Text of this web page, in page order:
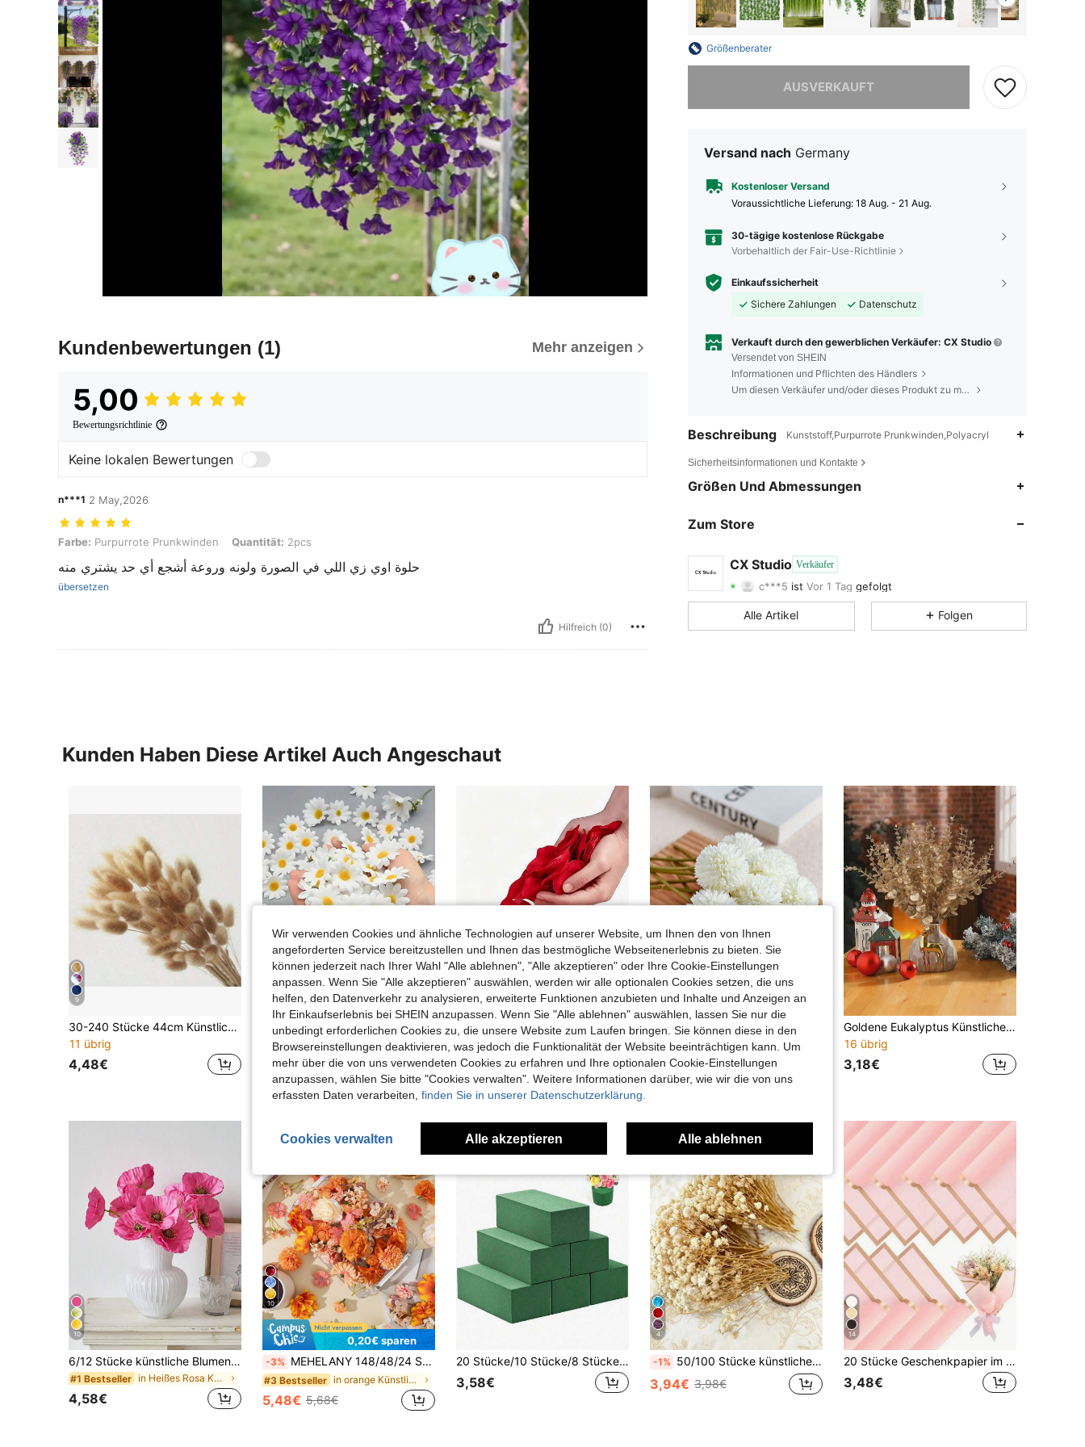
Kundenbewertungen (1) Mehr anzeigen
5,00
Bewertungsrichtlinie
Keine lokalen Bewertungen
n***1 2 May,2026
Farbe: Purpurrote Prunkwinden, Quantität: 2pcs
Farbe: Purpurrote Prunkwinden Quantität: 2pcs
‏حلوة اوي زي اللي في الصورة ولونه وروعة أشجع أي حد يشتري منه
übersetzen
Hilfreich (0)
Größenberater
AUSVERKAUFT
Sorry, dieses Produkt ist ausverkauft.
Versand nach Germany
Kostenloser Versand
Voraussichtliche Lieferung: 18 Aug. - 21 Aug.
30-tägige kostenlose Rückgabe
Vorbehaltlich der Fair-Use-Richtlinie
Einkaufssicherheit
Sichere Zahlungen
Datenschutz
Verkauft durch den gewerblichen Verkäufer: CX Studio
Versendet von SHEIN
Informationen und Pflichten des Händlers
Um diesen Verkäufer und/oder dieses Produkt zu melden
Beschreibung Kunststoff,Purpurrote Prunkwinden,Polyacryl
Sicherheitsinformationen und Kontakte
Größen Und Abmessungen
Zum Store
CX Studio Verkäufer
4,60 7
4,60
7
4,60 Bewertung 7 Artikel 44Follower
4,60 7 44
4,60 44
Alle Artikel Folgen
Kunden Haben Diese Artikel Auch Angeschaut
9
30-240 Stücke 44cm Künstliche Kaninchenschwanz-Grasstiele, Künstliche Kaninchenschwanz-Grasstiele für Heimdekoration, geeignet für Blumenarrangements im Boho-Stil, DIY-Basteln, Heim-, Küchen- und Hochzeitsdekoration, Weihnachtsdekoration, Thanksgiving-Dekoration, DIY-Kranzdekoration
11 übrig
4,48€
10/50/100/200 Stück weiße Gänseblümchen Künstliche Blumen, bunte Gänseblümchen Füllblumen, geeignet für DIY Basteleien, Kranz Herstellung, Vase Dekoration, Haarschmuck, Tischdekoration, passend für Frühlingshochzeit, Verlobung, Geburtstag, Heimfeier, Heimdekoration, Feiertage & Party Dekoration, Herbstdekoration und andere Anlässe
#4 Bestseller in pvc Künstliche Blumen
2,98€
1000/100 Stück rote künstliche Rosenblütenblätter, Hochzeits-Schlafzimmer-Dekoration Bett-Streuung, Heiratsantrag, Geständnis, Jahrestag romantische Atmosphäre Dekoration, Geburtstagsparty, KTV Hand-Streu-Requisiten, geeignet für Hochzeit, Party, Raumdekoration, Heimdekoration, Geburtstagsdekoration, Tischdekoration, Schlafzimmerdekoration, Raumdekoration, Schulanfang, Schulanfang Saison, Blütenblätter, Halloween, Weihnachten, Heiratsantrag Dekoration, Weihnachtsdekoration, Herbstdekoration, Outdoor künstliche Blumen, Halloween Heimdekoration, Wohnzimmerdekoration Zubehör
28 übrig
3,08€
16
(1000+)
3,48€
Goldene Eukalyptus Künstliche Blumen - Realistische künstliche Eukalyptusblätter, geeignet für Weihnachten, Hochzeit, Valentinstag Dekoration und Heimdekoration (Vase nicht enthalten)
16 übrig
3,18€
10
6/12 Stücke künstliche Blumen mit kostenlosen Stielen, DIY Kunstblumen für Heim, Hochzeit, Party Dekoration, Tisch Mittelstücke, Seidenblumen für Kopfbedeckungen & Pantoffeln
#1 Bestseller in Heißes Rosa Künstliche Dekorationen&Künstliche
4,58€
10
0,20€ sparen
-3% MEHELANY 148/48/24 Stück Orange Dahlie, Rose, Gänseblümchen Künstliche Blumenköpfe Kombination, Kleine Seiden-Gänseblümchen Blumenköpfe, Geeignet für Zuhause Hochzeit Party Dekoration, DIY Kranz/Girlande Dekoration, Wohnzimmer Tischplatte Kuchen Dekoration, Geeignet für Frauen/Mädchen/Ehefrau DIY Handgemachte Geschenke
#3 Bestseller in orange Künstliche Dekorationen&Künstliche Dekor
5,48€ 5,68€
20 Stücke/10 Stücke/8 Stücke/5 Stücke/2 Stücke/1 Stück - Blumensteckschaumblöcke, (14 cm L x 8 cm B x 4 cm H) Pflanzenschaum, grüner Nass-/Trockenschaum, für frische oder künstliche Blumenarrangements, Floristenschaum, geeignet für Hochzeiten, Geburtstage und Heimdekoration
3,58€
4
-1% 50/100 Stücke künstliche weiße Mini getrocknete Schleierkraut Blumen, Elfenbein Blumen Vase Dekoration für Hochzeit, Zuhause, Büro, Party, Garten, Kartenherstellung, DIY
3,94€ 3,98€
14
20 Stücke Geschenkpapier im koreanischen Stil mit Goldrand, geeignet für DIY Basteleien, Geschenke, Blumendekoration, 23 x 23 Zoll, Seidenpapier, Bouquet Zubehör (Rosa)
3,48€
Wir verwenden Cookies und ähnliche Technologien auf unserer Website, um Ihnen den von Ihnen
angeforderten Service bereitzustellen und Ihnen das bestmögliche Webseitenerlebnis zu bieten. Sie
können jederzeit nach Ihrer Wahl "Alle ablehnen", "Alle akzeptieren" oder Ihre Cookie-Einstellungen
anpassen. Wenn Sie "Alle akzeptieren" auswählen, werden wir alle optionalen Cookies setzen, die uns
helfen, den Datenverkehr zu analysieren, erweiterte Funktionen anzubieten und Inhalte und Anzeigen an
Ihr Einkaufserlebnis bei SHEIN anzupassen. Wenn Sie "Alle ablehnen" auswählen, lassen Sie nur die
unbedingt erforderlichen Cookies zu, die unsere Website zum Laufen bringen. Sie können diese in den
Browsereinstellungen deaktivieren, was jedoch die Funktionalität der Website beeinträchtigen kann. Um
mehr über die von uns verwendeten Cookies zu erfahren und Ihre optionalen Cookie-Einstellungen
anzupassen, wählen Sie bitte "Cookies verwalten". Weitere Informationen darüber, wie wir die von uns
erfassten Daten verarbeiten, finden Sie in unserer Datenschutzerklärung.
Cookies verwalten Alle akzeptieren Alle ablehnen